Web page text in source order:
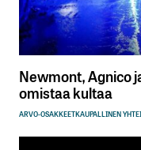
Newmont, Agnico
omistaa kultaa
ARVO-OSAKKEETKAUPALLINEN